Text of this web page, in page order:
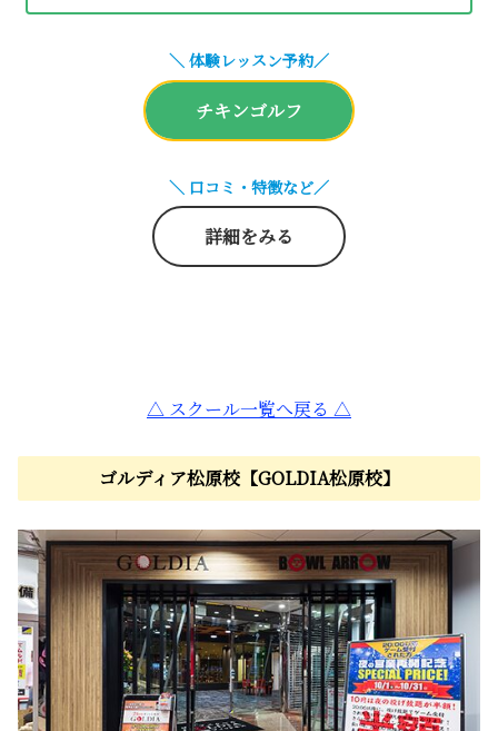
＼ 体験レッスン予約／
チキンゴルフ
＼ 口コミ・特徴など／
詳細をみる
△ スクール一覧へ戻る △
ゴルディア松原校【GOLDIA松原校】